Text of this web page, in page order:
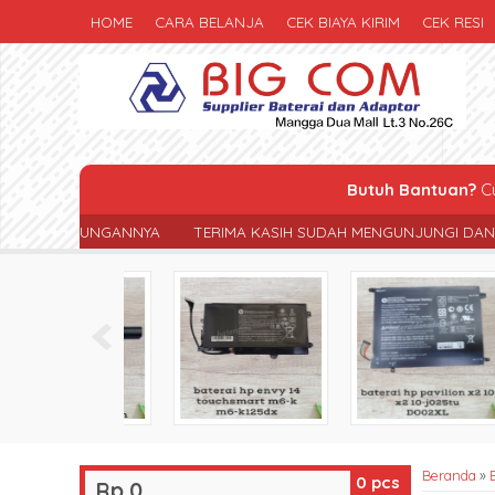
HOME CARA BELANJA CEK BIAYA KIRIM CEK RESI
Butuh Bantuan?
KASIH SUDAH MENGUNJUNGI DAN BERBELANJA DI TOKO KAMI
Beranda »
0 pcs